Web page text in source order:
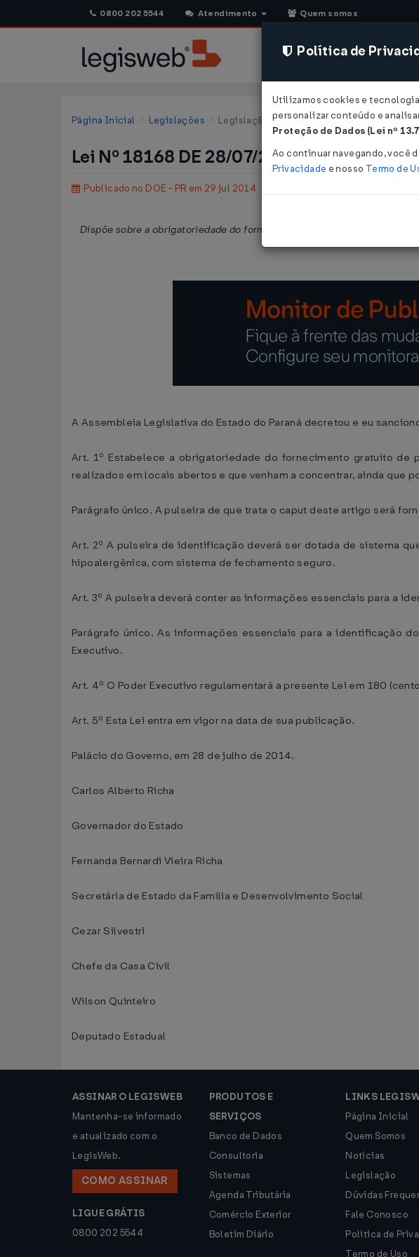
0800 202 5544 Atendimento Quem somos
Página Inicial Legislações Legislação Estadual - Paraná
Lei Nº 18168 DE 28/07/2014
Publicado no DOE - PR em 29 jul 2014
Dispõe sobre a obrigatoriedade do fornecimento gratuito de pulseira
A Assembleia Legislativa do Estado do Paraná decretou e eu
Art. 1º Estabelece a obrigatoriedade do fornecimento gratuito
realizados em locais abertos e que venham a concentrar, ainda que
Parágrafo único. A pulseira de que trata o caput deste artigo será
Art. 2º A pulseira de identificação deverá ser dotada de sistema
hipoalergênica, com sistema de fechamento seguro.
Art. 3º A pulseira deverá conter as informações essenciais para a
Parágrafo único. As informações essenciais para a identificação
Executivo.
Art. 4º O Poder Executivo regulamentará a presente Lei em 180
Art. 5º Esta Lei entra em vigor na data de sua publicação.
Palácio do Governo, em 28 de julho de 2014.
Carlos Alberto Richa
Governador do Estado
Fernanda Bernardi Vieira Richa
Secretária de Estado da Família e Desenvolvimento Social
Cezar Silvestri
Chefe da Casa Civil
Wilson Quinteiro
Deputado Estadual
ASSINAR O LEGISWEB
Mantenha-se informado
e atualizado com o
LegisWeb.
COMO ASSINAR
LIGUE GRÁTIS
0800 202 5544
PRODUTOS E
SERVIÇOS
Banco de Dados
Consultoria
Sistemas
Agenda Tributária
Comércio Exterior
Boletim Diário
LINKS
Página Inicial
Quem Somos
Notícias
Legislação
Dúvidas
Fale Conosco
Política de
Termo de Uso
Política de
Utilizamos cookies e
personalizar conteúdo e
Proteção de Dados (Lei nº
Ao continuar navegando, você
Privacidade e nosso Termo de